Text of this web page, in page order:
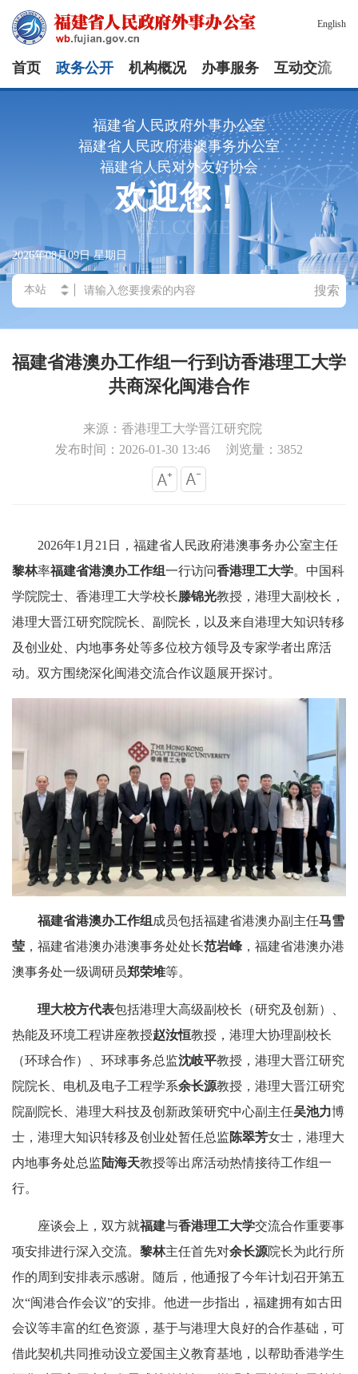
English
首页 政务公开 机构概况 办事服务 互动交流
福建省人民政府外事办公室
福建省人民政府港澳事务办公室
福建省人民对外友好协会
欢迎您！
WELCOME
2026年08月09日 星期日
搜索
福建省港澳办工作组一行到访香港理工大学
共商深化闽港合作
来源：香港理工大学晋江研究院
发布时间：2026-01-30 13:46
浏览量：3852
2026年1月21日，福建省人民政府港澳事务办公室主任
黎林率福建省港澳办工作组一行访问香港理工大学。中国科
学院院士、香港理工大学校长滕锦光教授，港理大副校长，
港理大晋江研究院院长、副院长，以及来自港理大知识转移
及创业处、内地事务处等多位校方领导及专家学者出席活
动。双方围绕深化闽港交流合作议题展开探讨。
福建省港澳办工作组 成员包括福建省港澳办副主任马雪
莹 ，福建省港澳办港澳事务处处长范岩峰 ，福建省港澳办港
澳事务处一级调研员郑荣堆等。
理大校方代表包括港理大高级副校长（研究及创新）、
热能及环境工程讲座教授赵汝恒教授，港理大协理副校长
（环球合作）、环球事务总监沈岐平教授，港理大晋江研究
院院长、电机及电子工程学系余长源教授，港理大晋江研究
院副院长、港理大科技及创新政策研究中心副主任吴池力博
士，港理大知识转移及创业处暂任总监陈翠芳女士，港理大
内地事务处总监陆海天教授等出席活动热情接待工作组一
行。
座谈会上，双方就福建与香港理工大学交流合作重要事
项安排进行深入交流。 黎林主任首先对余长源院长为此行所
作的周到安排表示感谢。随后，他通报了今年计划召开第五
次“闽港合作会议”的安排。他进一步指出，福建拥有如古田
会议等丰富的红色资源，基于与港理大良好的合作基础，可
借此契机共同推动设立爱国主义教育基地，以帮助香港学生